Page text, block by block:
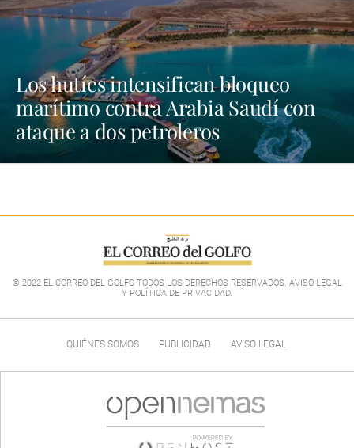
Los hutíes intensifican bloqueo
marítimo contra Arabia Saudí con
ataque a dos petroleros
© 2022 EL CORREO DEL GOLFO TODOS LOS DERECHOS RESERVADOS. AVISO LEGAL
Y POLÍTICA DE PRIVACIDAD.
QUIÉNES SOMOS PUBLICIDAD AVISO LEGAL